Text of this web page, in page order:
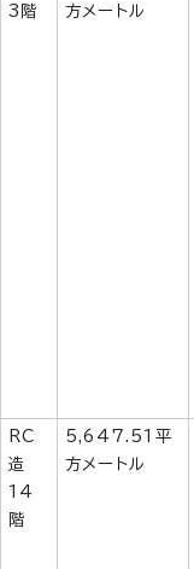
3階
方メートル
RC
造
14
階
5,647.51平
方メートル